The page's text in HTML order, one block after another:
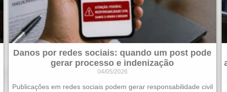
Danos por redes sociais: quando um post pode
gerar processo e indenização
04/05/2026
Publicações em redes sociais podem gerar responsabilidade civil